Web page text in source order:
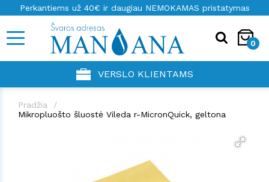
Perkantiems už 40€ ir daugiau NEMOKAMAS pristatymas
0
VERSLO KLIENTAMS
Pradžia
Mikropluošto šluostė Vileda r-MicronQuick, geltona